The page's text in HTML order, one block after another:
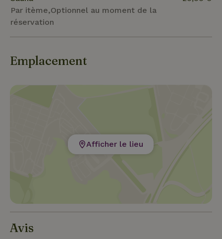
Par itème,Optionnel au moment de la
réservation
Emplacement
Afficher le lieu
Avis